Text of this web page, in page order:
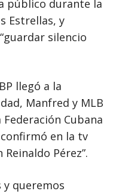
público durante la
Estrellas, y
silencio
llegó a la
Manfred y MLB
Cubana
en la tv
Pérez”.
y queremos